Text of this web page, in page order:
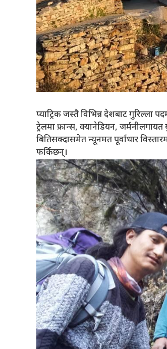
प्याट्रिक जस्तै विभिन्न देशबाट गुरिल्ला
ट्रेलमा फ्रान्स, क्यानेडियन,
बितिसक्दासमेत न्यूनमत पूर्वाधार
फर्किछन्।